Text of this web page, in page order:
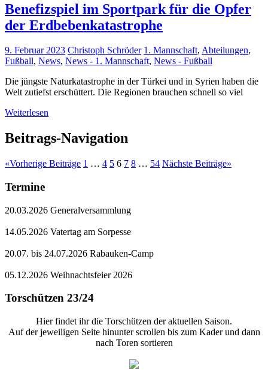
Benefizspiel im Sportpark für die Opfer
der Erdbebenkatastrophe
9. Februar 2023 Christoph Schröder 1. Mannschaft, Abteilungen,
Fußball, News, News - 1. Mannschaft, News - Fußball
Die jüngste Naturkatastrophe in der Türkei und in Syrien haben die
Welt zutiefst erschüttert. Die Regionen brauchen schnell so viel
Weiterlesen
Beitrags-Navigation
«Vorherige Beiträge 1 … 4 5 6 7 8 … 54 Nächste Beiträge»
Termine
20.03.2026 Generalversammlung
14.05.2026 Vatertag am Sorpesse
20.07. bis 24.07.2026 Rabauken-Camp
05.12.2026 Weihnachtsfeier 2026
Torschützen 23/24
Hier findet ihr die Torschützen der aktuellen Saison.
Auf der jeweiligen Seite hinunter scrollen bis zum Kader und dann
nach Toren sortieren